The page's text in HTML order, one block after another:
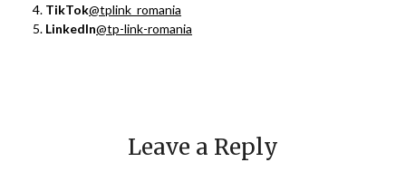
TikTok@tplink_romania
LinkedIn@tp-link-romania
Leave a Reply